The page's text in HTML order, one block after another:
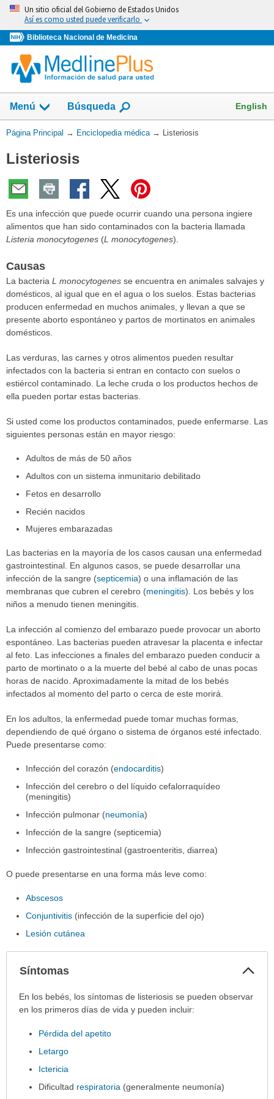
Omita
vaya
al
Contenido
Un sitio oficial del Gobierno de Estados Unidos
Así es como usted puede verificarlo
Biblioteca Nacional de Medicina
Menú Búsqueda English
Usted
aquí:
Página Principal → Enciclopedia médica → Listeriosis
Listeriosis
Es una infección que puede ocurrir cuando una persona ingiere
alimentos que han sido contaminados con la bacteria llamada
Listeria monocytogenes (L monocytogenes).
Causas
La bacteria L monocytogenes se encuentra en animales salvajes y
domésticos, al igual que en el agua o los suelos. Estas bacterias
producen enfermedad en muchos animales, y llevan a que se
presente aborto espontáneo y partos de mortinatos en animales
domésticos.
Las verduras, las carnes y otros alimentos pueden resultar
infectados con la bacteria si entran en contacto con suelos o
estiércol contaminado. La leche cruda o los productos hechos de
ella pueden portar estas bacterias.
Si usted come los productos contaminados, puede enfermarse. Las
siguientes personas están en mayor riesgo:
Adultos de más de 50 años
Adultos con un sistema inmunitario debilitado
Fetos en desarrollo
Recién nacidos
Mujeres embarazadas
Las bacterias en la mayoría de los casos causan una enfermedad
gastrointestinal. En algunos casos, se puede desarrollar una
infección de la sangre (septicemia) o una inflamación de las
membranas que cubren el cerebro (meningitis). Los bebés y los
niños a menudo tienen meningitis.
La infección al comienzo del embarazo puede provocar un aborto
espontáneo. Las bacterias pueden atravesar la placenta e infectar
al feto. Las infecciones a finales del embarazo pueden conducir a
parto de mortinato o a la muerte del bebé al cabo de unas pocas
horas de nacido. Aproximadamente la mitad de los bebés
infectados al momento del parto o cerca de este morirá.
En los adultos, la enfermedad puede tomar muchas formas,
dependiendo de qué órgano o sistema de órganos esté infectado.
Puede presentarse como:
Infección del corazón (endocarditis)
Infección del cerebro o del líquido cefalorraquídeo
(meningitis)
Infección pulmonar (neumonía)
Infección de la sangre (septicemia)
Infección gastrointestinal (gastroenteritis, diarrea)
O puede presentarse en una forma más leve como:
Abscesos
Conjuntivitis (infección de la superficie del ojo)
Lesión cutánea
Síntomas
Síntomas
extendido.
En los bebés, los síntomas de listeriosis se pueden observar
en los primeros días de vida y pueden incluir:
Pérdida del apetito
Letargo
Ictericia
Dificultad respiratoria (generalmente neumonía)